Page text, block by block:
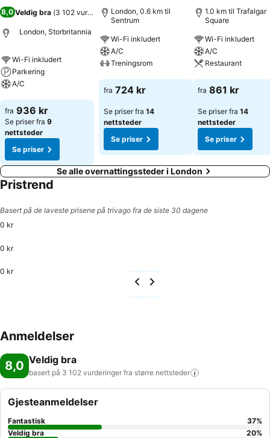
8,0 Veldig bra (3 102 vurderinger)
London, Storbritannia
Wi-Fi inkludert
Parkering
A/C
Se priser
fra 936 kr
Se priser fra 9
nettsteder
Se priser
London, 0.6 km til
Sentrum
Wi-Fi inkludert
A/C
Treningsrom
Se priser
fra 724 kr
Se priser fra 14
nettsteder
Se priser
1.0 km til Trafalgar
Square
Wi-Fi inkludert
A/C
Restaurant
Se priser
fra 861 kr
Se priser fra 14
nettsteder
Se priser
Se alle overnattingssteder i London
Pristrend
Basert på de laveste prisene på trivago fra de siste 30 dagene
0 kr
0 kr
0 kr
Anmeldelser
8,0 Veldig bra
basert på 3 102 vurderinger fra større nettsteder
Gjesteanmeldelser
Fantastisk 37%
Veldig bra
20%